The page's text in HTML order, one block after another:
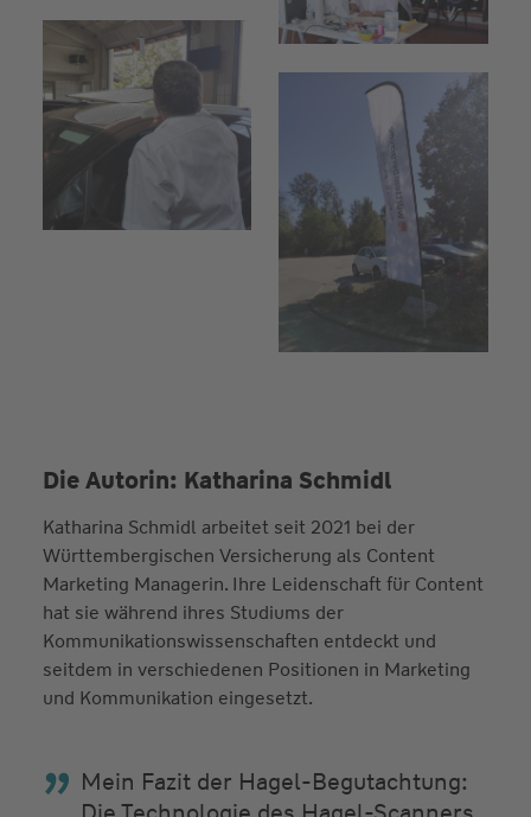
Die Autorin: Katharina Schmidl
Katharina Schmidl arbeitet seit 2021 bei der
Württembergischen Versicherung als Content
Marketing Managerin. Ihre Leidenschaft für Content
hat sie während ihres Studiums der
Kommunikationswissenschaften entdeckt und
seitdem in verschiedenen Positionen in Marketing
und Kommunikation eingesetzt.
Mein Fazit der Hagel-Begutachtung: